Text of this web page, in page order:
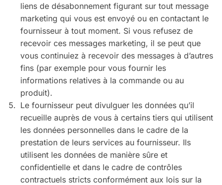
liens de désabonnement figurant sur tout message
marketing qui vous est envoyé ou en contactant le
fournisseur à tout moment. Si vous refusez de
recevoir ces messages marketing, il se peut que
vous continuiez à recevoir des messages à d’autres
fins (par exemple pour vous fournir les
informations relatives à la commande ou au
produit).
Le fournisseur peut divulguer les données qu’il
recueille auprès de vous à certains tiers qui utilisent
les données personnelles dans le cadre de la
prestation de leurs services au fournisseur. Ils
utilisent les données de manière sûre et
confidentielle et dans le cadre de contrôles
contractuels stricts conformément aux lois sur la